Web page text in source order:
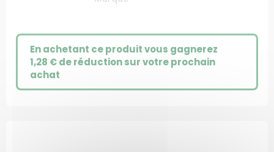
En achetant ce produit vous gagnerez
1,28 €de réduction sur votre prochain
achat